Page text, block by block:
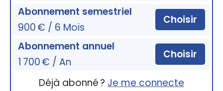
Abonnement semestriel
900 € / 6 Mois
Choisir
Abonnement annuel
1 700 € / An
Choisir
Déjà abonné ? Je me connecte